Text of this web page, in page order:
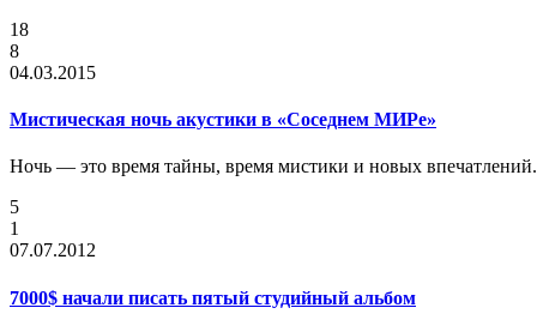
18
8
04.03.2015
Мистическая ночь акустики в «Соседнем МИРе»
Ночь — это время тайны, время мистики и новых
5
1
07.07.2012
7000$ начали писать пятый студийный альбом